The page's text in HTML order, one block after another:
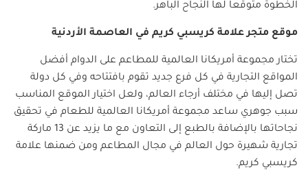
الخطوة متوقعا لها النجاح الباهر.
موقع متجر علامة كريسبي كريم في العاصمة الأردنية
تختار مجموعة أمريكانا العالمية للمطاعم على الدوام أفضل
المواقع التجارية في كل فرع جديد تقوم بافتتاحه وفي كل دولة
تصل إليها في مختلف أرجاء العالم، ولعل اختيار الموقع المناسب
سبب جوهري ساعد مجموعة أمريكانا العالمية للطعام في تحقيق
نجاحاتها بالإضافة بالطبع إلى التعاون مع ما يزيد عن 13 ماركة
تجارية شهيرة حول العالم في مجال المطاعم ومن ضمنها علامة
كريسبي كريم.